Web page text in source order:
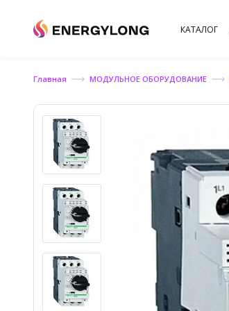
КАТАЛОГ
Главная МОДУЛЬНОЕ ОБОРУДОВАНИЕ